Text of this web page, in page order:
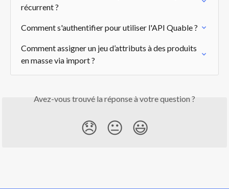
récurrent ?
Comment s'authentifier pour utiliser l'API Quable ?
Comment assigner un jeu d’attributs à des produits
en masse via import ?
Avez-vous trouvé la réponse à votre question ?
😞 😐 😃